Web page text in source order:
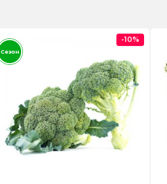
-10%
Сезон